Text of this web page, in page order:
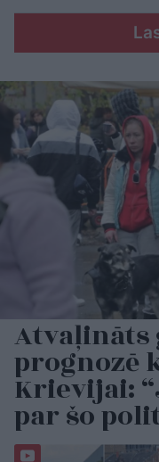
Atvaļināts
prognozē
Krievijai:
par šo